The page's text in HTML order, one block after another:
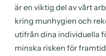
är en viktig del av vårt
kring munhygien och
utifrån dina individuella
minska risken för